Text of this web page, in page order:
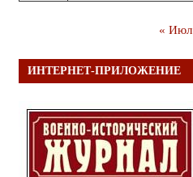
« Июл
ИНТЕРНЕТ-ПРИЛОЖЕНИЕ